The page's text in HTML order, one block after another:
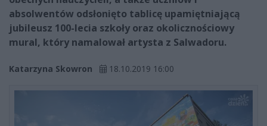
absolwentów odsłonięto tablicę upamiętniającą
jubileusz 100-lecia szkoły oraz okolicznościowy
mural, który namalował artysta z Salwadoru.
Katarzyna Skowron 18.10.2019 16:00